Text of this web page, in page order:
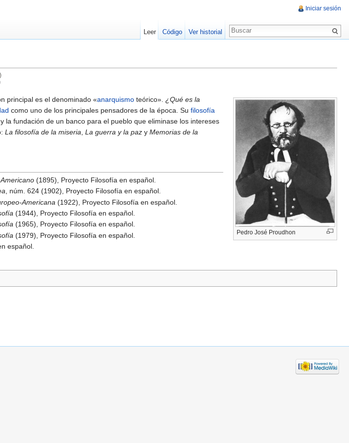
Pedro José Proudhon
principal es el denominado «anarquismo teórico». ¿Qué es la
como uno de los principales pensadores de la época. Su filosofía
fundación de un banco para el pueblo que eliminase los intereses
La filosofía de la miseria La guerra y la paz y Memorias de la
(1895), Proyecto Filosofía en español.
, núm. 624 (1902), Proyecto Filosofía en español.
Americana (1922), Proyecto Filosofía en español.
(1944), Proyecto Filosofía en español.
(1965), Proyecto Filosofía en español.
(1979), Proyecto Filosofía en español.
español.
Iniciar sesión
Leer Código Ver historial